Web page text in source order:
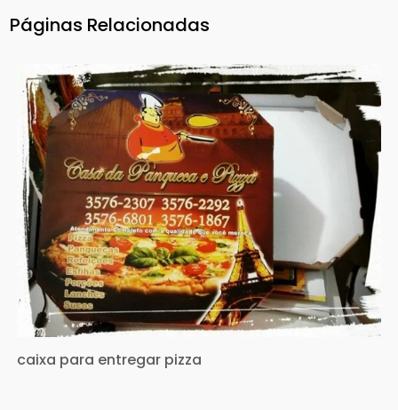
Páginas Relacionadas
caixa para entregar pizza